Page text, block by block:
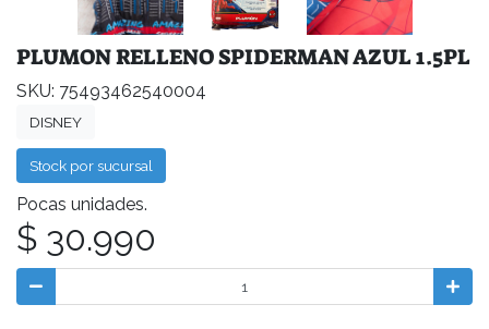
PLUMON RELLENO SPIDERMAN AZUL 1.5PL
SKU: 75493462540004
DISNEY
Stock por sucursal
Pocas unidades.
$ 30.990